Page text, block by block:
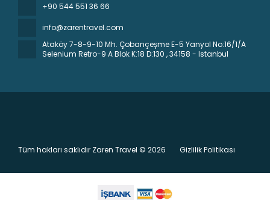
+90 544 551 36 66
info@zarentravel.com
Ataköy 7-8-9-10 Mh. Çobançeşme E-5 Yanyol No:16/1/A
Selenium Retro-9 A Blok K:18 D:130 , 34158 - Istanbul
Tüm hakları saklıdır Zaren Travel © 2026 Gizlilik Politikası